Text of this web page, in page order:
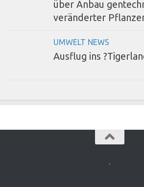
über Anbau
veränderter
UMWELT NEWS
Ausflug ins
.